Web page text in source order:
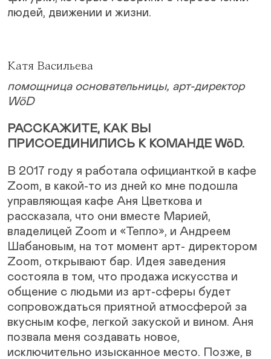
людей, движении и жизни.
Катя Васильева
помощница основательницы, арт-директор
WöD
РАССКАЖИТЕ, КАК ВЫ
ПРИСОЕДИНИЛИСЬ К КОМАНДЕ WöD.
В 2017 году я работала официанткой в кафе
Zoom, в какой-то из дней ко мне подошла
управляющая кафе Аня Цветкова и
рассказала, что они вместе Марией,
владелицей Zoom и «Тепло», и Андреем
Шабановым, на тот момент арт- директором
Zoom, открывают бар. Идея заведения
состояла в том, что продажа искусства и
общение с людьми из арт-сферы будет
сопровождаться приятной атмосферой за
вкусным кофе, легкой закуской и вином. Аня
позвала меня создавать новое,
исключительно изысканное место. Позже, в